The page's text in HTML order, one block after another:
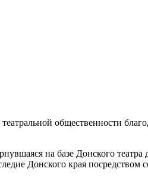
общественности
на базе Донского
Донского края посредством